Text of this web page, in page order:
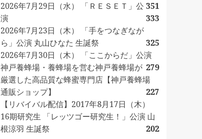
351
2026年7月29日（水） 「ＲＥＳＥＴ」公
演
333
2026年7月23日（木） 「手をつなぎなが
ら」公演 丸山ひなた 生誕祭
325
2026年7月30日（木） 「ここからだ」公演
279
神戸養蜂場・養蜂場を営む神戸養蜂場が
厳選した高品質な蜂蜜専門店【神戸養蜂場
通販ショップ】
227
【リバイバル配信】2017年8月17日（木）
16期研究生 「レッツゴー研究生！」公演 山
根涼羽 生誕祭
202